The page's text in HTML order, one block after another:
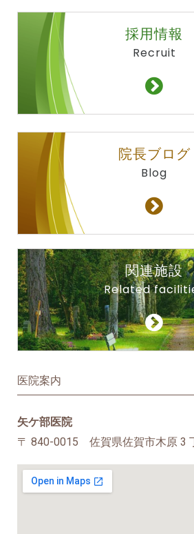
採用情報
Recruit
院長ブログ
Blog
関連施設
Related
医院案内
矢ケ部医院
〒 840-0015 佐賀県佐賀市木原 3